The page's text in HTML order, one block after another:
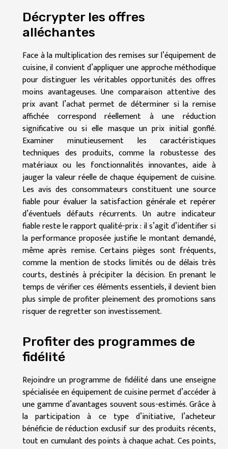
Décrypter les offres
alléchantes
Face à la multiplication des remises sur l’équipement de
cuisine, il convient d’appliquer une approche méthodique
pour distinguer les véritables opportunités des offres
moins avantageuses. Une comparaison attentive des
prix avant l’achat permet de déterminer si la remise
affichée correspond réellement à une réduction
significative ou si elle masque un prix initial gonflé.
Examiner minutieusement les caractéristiques
techniques des produits, comme la robustesse des
matériaux ou les fonctionnalités innovantes, aide à
jauger la valeur réelle de chaque équipement de cuisine.
Les avis des consommateurs constituent une source
fiable pour évaluer la satisfaction générale et repérer
d’éventuels défauts récurrents. Un autre indicateur
fiable reste le rapport qualité-prix : il s’agit d’identifier si
la performance proposée justifie le montant demandé,
même après remise. Certains pièges sont fréquents,
comme la mention de stocks limités ou de délais très
courts, destinés à précipiter la décision. En prenant le
temps de vérifier ces éléments essentiels, il devient bien
plus simple de profiter pleinement des promotions sans
risquer de regretter son investissement.
Profiter des programmes de
fidélité
Rejoindre un programme de fidélité dans une enseigne
spécialisée en équipement de cuisine permet d’accéder à
une gamme d’avantages souvent sous-estimés. Grâce à
la participation à ce type d’initiative, l’acheteur
bénéficie de réduction exclusif sur des produits récents,
tout en cumulant des points à chaque achat. Ces points,